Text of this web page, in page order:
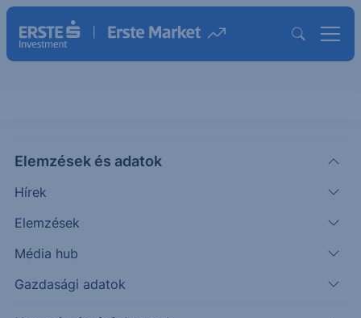
Elemzések és adatok
Hírek
Elemzések
Média hub
Gazdasági adatok
GCTS(USA)
GCT Semiconductor Holding Ord
Shs
2.365
Időpont: 26.08.06. 22:01